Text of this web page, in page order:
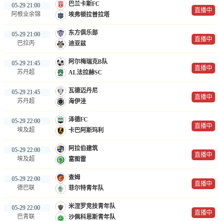
05-29 21:00
阿根业余锦
巴兰卡斯FC
埃弗顿拉普拉塔
直播中
05-29 21:00
巴拉丙
东方俱乐部
迪亚兹
直播中
05-29 21:45
苏丹超
阿尔梅瑞克B队
AL法拉赫SC
直播中
05-29 21:45
苏丹超
瓦德迈丹尼
海伊洼
直播中
05-29 22:00
埃及超
泽德FC
卡巴阿斯玛利
直播中
05-29 22:00
埃及超
阿拉伯建筑
富图雷
直播中
05-29 22:00
德巴联
查姆
菲尔特青年队
直播中
05-29 22:00
巴青联
米涅罗竞技青年队
沙佩科恩斯青年队
直播中